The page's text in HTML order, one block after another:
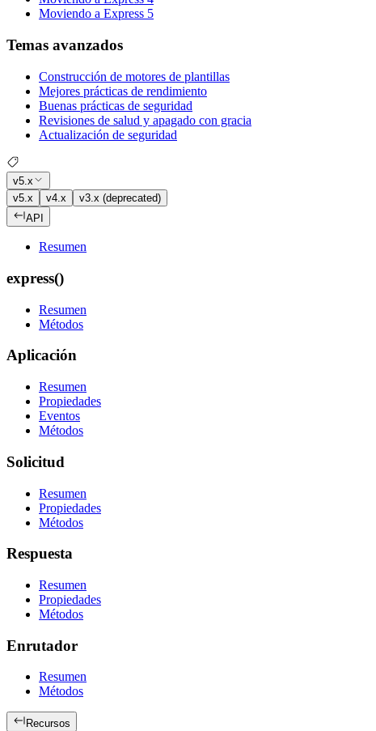
Moviendo a Express 5
Temas avanzados
Construcción de motores de plantillas
Mejores prácticas de rendimiento
Buenas prácticas de seguridad
Revisiones de salud y apagado con gracia
Actualización de seguridad
v5.x
v5.x
v4.x
v3.x (deprecated)
API
Resumen
express()
Resumen
Métodos
Aplicación
Resumen
Propiedades
Eventos
Métodos
Solicitud
Resumen
Propiedades
Métodos
Respuesta
Resumen
Propiedades
Métodos
Enrutador
Resumen
Métodos
Recursos